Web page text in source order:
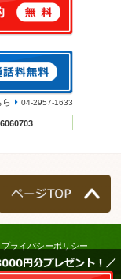
ら 04-2957-1633
円分プレゼント！／
プライバシーポリシー